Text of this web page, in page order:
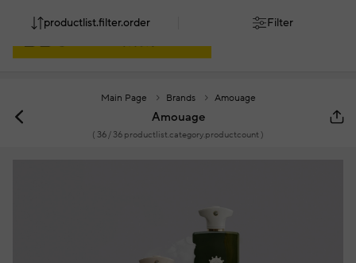
Main Page Brands Amouage
Amouage
( 36/ 36 productlist.category.productcount )
productlist.filter.order Filter